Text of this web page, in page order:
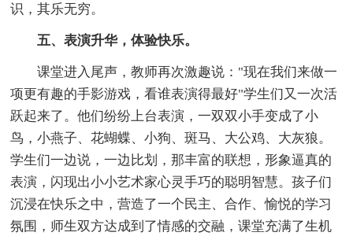
识，其乐无穷。
五、表演升华，体验快乐。
课堂进入尾声，教师再次激趣说："现在我们来做一
项更有趣的手影游戏，看谁表演得最好"学生们又一次活
跃起来了。他们纷纷上台表演，一双双小手变成了小
鸟，小燕子、花蝴蝶、小狗、斑马、大公鸡、大灰狼。
学生们一边说，一边比划，那丰富的联想，形象逼真的
表演，闪现出小小艺术家心灵手巧的聪明智慧。孩子们
沉浸在快乐之中，营造了一个民主、合作、愉悦的学习
氛围，师生双方达成到了情感的交融，课堂充满了生机